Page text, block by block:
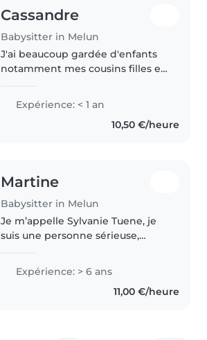
Cassandre
Babysitter in Melun
J'ai beaucoup gardée d'enfants
notamment mes cousins filles et
enfants passer du temps avec
eux, faire les devoirs/jouer, faire à
Expérience: < 1 an
10,50 €/heure
Martine
Babysitter in Melun
Je m’appelle Sylvanie Tuene, je
suis une personne sérieuse,
J’aime beaucoup m’occuper des
enfants et veiller à leur bien-être
et à leur sécurité. Je suis..
Expérience: > 6 ans
11,00 €/heure